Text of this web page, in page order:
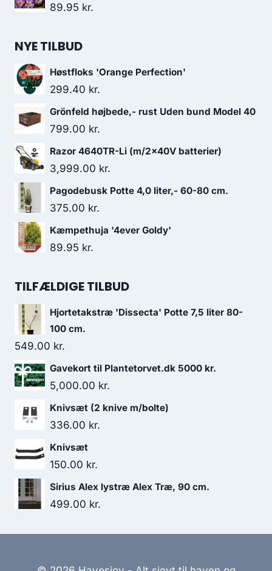
89.95 kr.
NYE TILBUD
Høstfloks 'Orange Perfection'
299.40 kr.
Grönfeld højbede,- rust Uden bund Model 40
799.00 kr.
Razor 4640TR-Li (m/2x40V batterier)
3,999.00 kr.
Pagodebusk Potte 4,0 liter,- 60-80 cm.
375.00 kr.
Kæmpethuja '4ever Goldy'
89.95 kr.
TILFÆLDIGE TILBUD
Hjortetakstræ 'Dissecta' Potte 7,5 liter 80-
100 cm.
549.00 kr.
Gavekort til Plantetorvet.dk 5000 kr.
5,000.00 kr.
Knivsæt (2 knive m/bolte)
336.00 kr.
Knivsæt
150.00 kr.
Sirius Alex lystræ Alex Træ, 90 cm.
499.00 kr.